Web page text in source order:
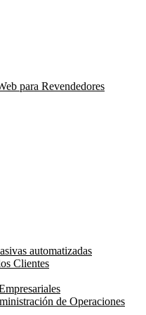
para Revendedores
automatizadas
Clientes
de Operaciones